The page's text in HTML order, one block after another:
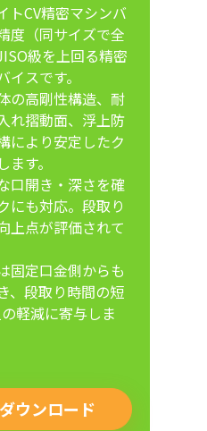
トCV精密マシンバ
度（同サイズで全
級を上回る精密
スです。
の高剛性構造、耐
れ摺動面、浮上防
により安定したク
す。
口開き・深さを確
にも対応。段取り
上点が評価されて
固定口金側からも
、段取り時間の短
軽減に寄与しま
ウンロード